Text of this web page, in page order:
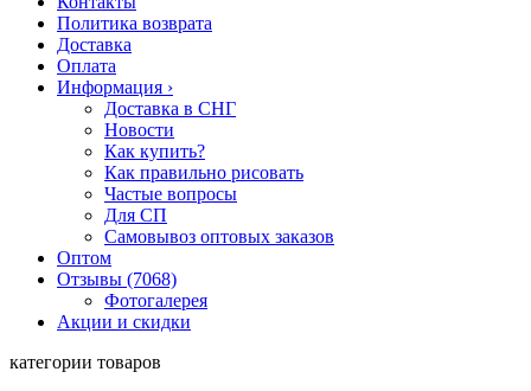
Политика возврата
Доставка
Оплата
Информация ›
Доставка в СНГ
Новости
Как купить?
Как правильно рисовать
Частые вопросы
Для СП
Самовывоз оптовых заказов
Оптом
Отзывы (7068)
Фотогалерея
Акции и скидки
категории товаров